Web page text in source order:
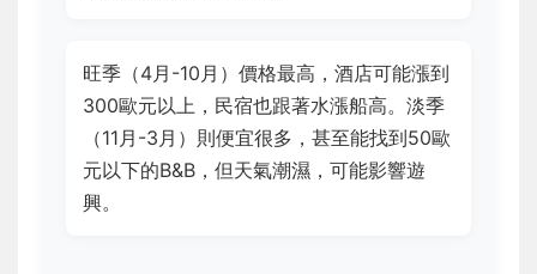
旺季（4月-10月）價格最高，酒店可能漲到
300歐元以上，民宿也跟著水漲船高。淡季
（11月-3月）則便宜很多，甚至能找到50歐
元以下的B&B，但天氣潮濕，可能影響遊
興。